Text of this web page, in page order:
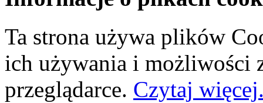
Ta strona używa plików
ich używania i możliwości
przeglądarce. Czytaj